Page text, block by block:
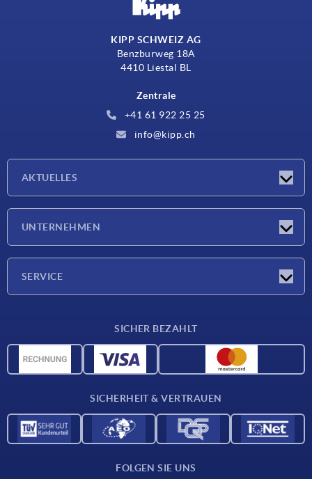
KIPP SCHWEIZ AG
Benzburweg 18A
4410 Liestal BL
Zentrale
+41 61 922 25 25
info@kipp.ch
AKTUELLES
UNTERNEHMEN
SERVICE
CAD-Daten
SICHER BEZAHLT
SICHERHEIT & VERTRAUEN
FOLGEN SIE UNS